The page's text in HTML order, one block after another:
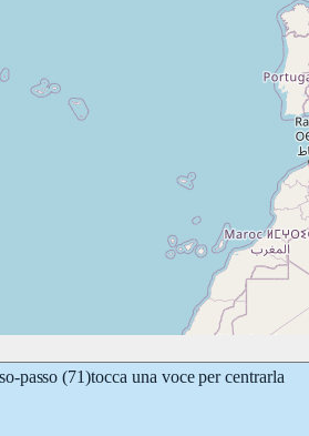
passo (71)tocca una voce per centrarla